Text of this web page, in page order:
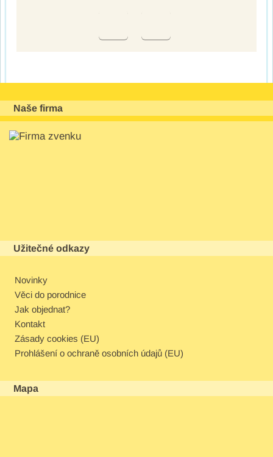
Naše firma
Užitečné odkazy
Novinky
Věci do porodnice
Jak objednat?
Kontakt
Zásady cookies (EU)
Prohlášení o ochraně osobních údajů (EU)
Mapa